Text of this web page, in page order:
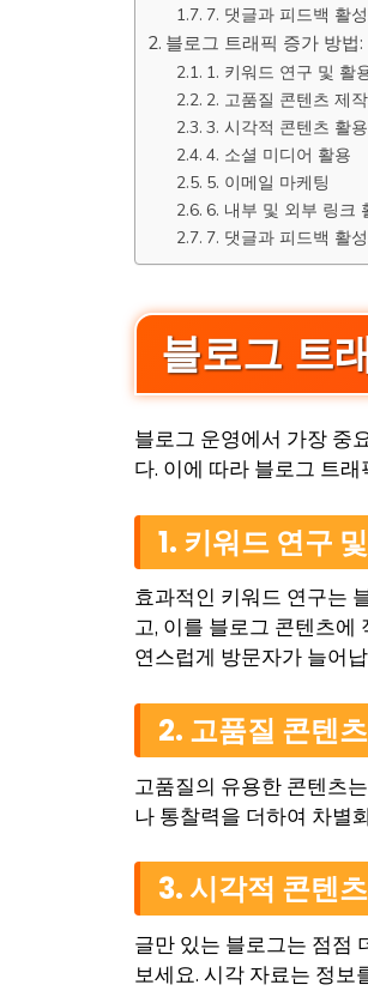
7. 댓글과 피드백 활
블로그 트래픽 증가 방법
1. 키워드 연구 및 활
2. 고품질 콘텐츠 제작
3. 시각적 콘텐츠 활용
4. 소셜 미디어 활용
5. 이메일 마케팅
6. 내부 및 외부 링크
7. 댓글과 피드백 활
블로그 트
블로그 운영에서 가장 중
다. 이에 따라 블로그 트
1. 키워드 연구
효과적인 키워드 연구는
고, 이를 블로그 콘텐츠에
연스럽게 방문자가 늘어
2. 고품질 콘텐
고품질의 유용한 콘텐츠
나 통찰력을 더하여 차별
3. 시각적 콘텐
글만 있는 블로그는 점점
보세요. 시각 자료는 정보